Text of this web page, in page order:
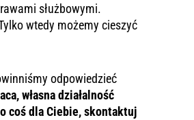
służbowymi.
wtedy możemy cieszyć
odpowiedzieć
własna działalność
coś dla Ciebie, skontaktuj